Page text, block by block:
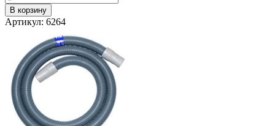
В корзину
Артикул: 6264